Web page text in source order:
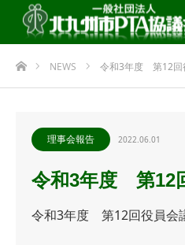
ホームNEWS 令和3年度 第12回
理事会報告 2022.06.01
令和3年度 第12
令和3年度 第12回役員会